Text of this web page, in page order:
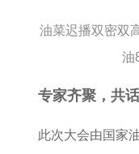
油菜迟播双密双
油
专家齐聚，共
此次大会由国家